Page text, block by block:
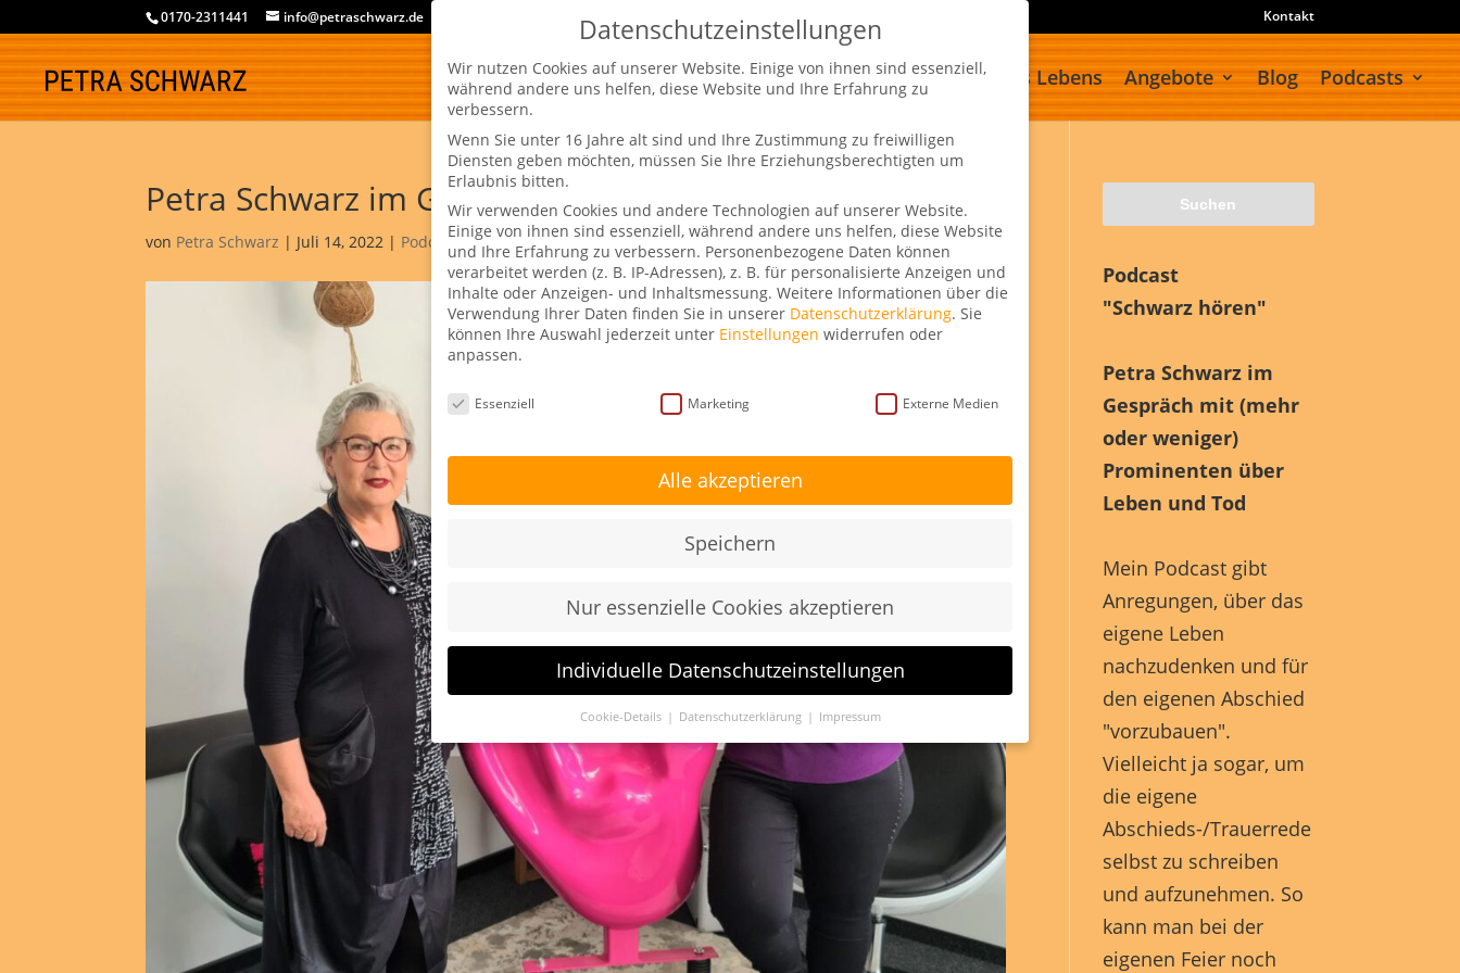
0170-2311441 info@petraschwarz.de Kontakt
Start Über mich Schlag.fertig! Rede meines Lebens Angebote Blog Podcasts
Petra Schwarz im Gespräch mit Vera Rasser
von Petra Schwarz | Juli 14, 2022 | Podcast|0 Kommentare
Podcast
"Schwarz hören"
Petra Schwarz im
Gespräch mit (mehr
oder weniger)
Prominenten über
Leben und Tod
Mein Podcast gibt
Anregungen, über das
eigene Leben
nachzudenken und für
den eigenen Abschied
"vorzubauen".
Vielleicht ja sogar, um
die eigene
Abschieds-/Trauerrede
selbst zu schreiben
und aufzunehmen. So
kann man bei der
eigenen Feier noch
Datenschutzeinstellungen
Wir nutzen Cookies auf unserer Website. Einige von ihnen sind essenziell,
während andere uns helfen, diese Website und Ihre Erfahrung zu
verbessern.
Wenn Sie unter 16 Jahre alt sind und Ihre Zustimmung zu freiwilligen
Diensten geben möchten, müssen Sie Ihre Erziehungsberechtigten um
Erlaubnis bitten.
Wir verwenden Cookies und andere Technologien auf unserer Website.
Einige von ihnen sind essenziell, während andere uns helfen, diese Website
und Ihre Erfahrung zu verbessern. Personenbezogene Daten können
verarbeitet werden (z. B. IP-Adressen), z. B. für personalisierte Anzeigen und
Inhalte oder Anzeigen- und Inhaltsmessung. Weitere Informationen über die
Verwendung Ihrer Daten finden Sie in unserer Datenschutzerklärung. Sie
können Ihre Auswahl jederzeit unter Einstellungen widerrufen oder
anpassen.
Datenschutzeinstellungen
Essenziell Marketing Externe Medien
Alle akzeptieren
Speichern
Nur essenzielle Cookies akzeptieren
Individuelle Datenschutzeinstellungen
Cookie-Details Datenschutzerklärung Impressum
Datenschutzeinstellungen
Wenn Sie unter 16 Jahre alt sind und Ihre Zustimmung zu freiwilligen
Diensten geben möchten, müssen Sie Ihre Erziehungsberechtigten um
Erlaubnis bitten.
Wir verwenden Cookies und andere Technologien auf unserer Website.
Einige von ihnen sind essenziell, während andere uns helfen, diese Website
und Ihre Erfahrung zu verbessern. Personenbezogene Daten können
verarbeitet werden (z. B. IP-Adressen), z. B. für personalisierte Anzeigen und
Inhalte oder Anzeigen- und Inhaltsmessung.
Weitere Informationen über die
Verwendung Ihrer Daten finden Sie in unserer
Datenschutzerklärung.